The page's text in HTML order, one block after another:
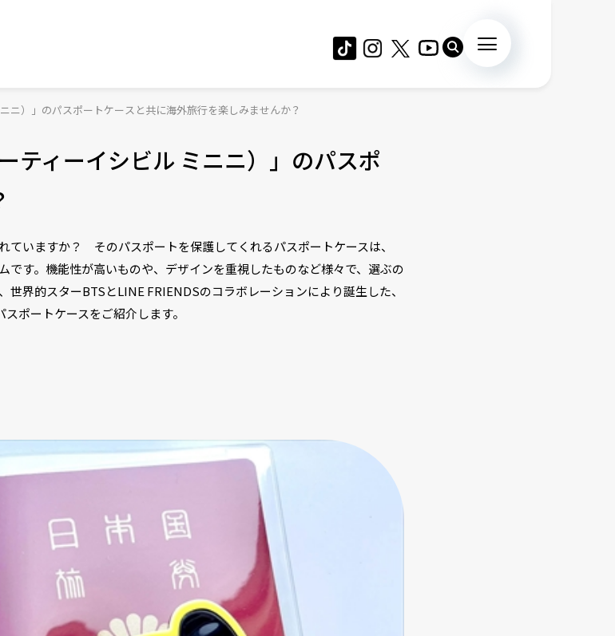
ニ）」のパスポートケースと共に海外旅行を楽しみませんか？
ティーイシビル ミニニ）」のパスポ
いますか？ そのパスポートを保護してくれるパスポートケースは、
す。機能性が高いものや、デザインを重視したものなど様々で、選ぶの
界的スターBTSとLINE FRIENDSのコラボレーションにより誕生した、
ポートケースをご紹介します。